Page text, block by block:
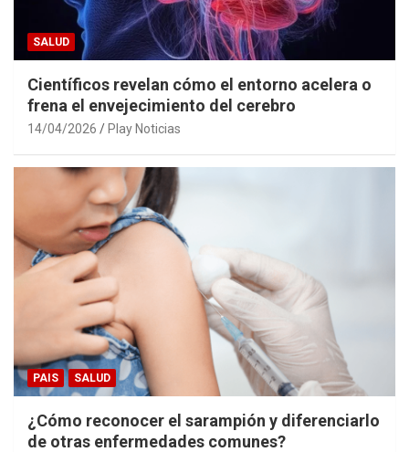
SALUD
Científicos revelan cómo el entorno acelera o
frena el envejecimiento del cerebro
14/04/2026 Play Noticias
PAIS SALUD
¿Cómo reconocer el sarampión y diferenciarlo
de otras enfermedades comunes?